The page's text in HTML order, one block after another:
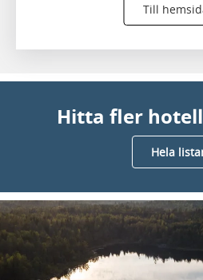
Till
Hitta fler
Hela